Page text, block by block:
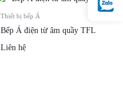
Thiết bị bếp Á
Bếp Á điện từ âm quầy TFL
Liên hệ